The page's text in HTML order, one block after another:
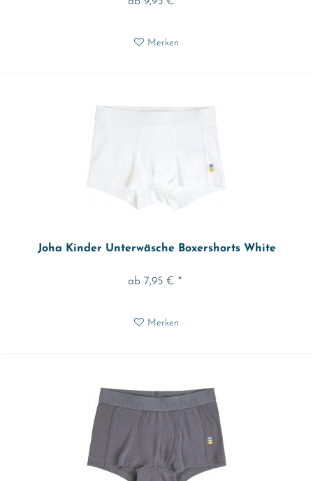
Merken
Joha Kinder Unterwäsche Boxershorts White
ab 7,95 € *
Merken